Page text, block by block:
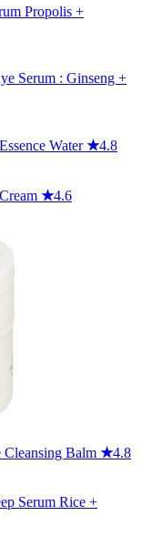
Propolis +
Serum : Ginseng +
Water★4.8
★4.6
Cleansing Balm ★4.8
Serum Rice +